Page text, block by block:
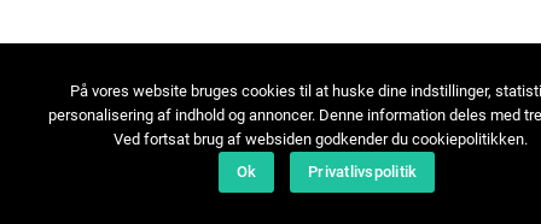
På vores website bruges cookies til at huske dine indstillinger,
personalisering af indhold og annoncer. Denne information deles med
Ved fortsat brug af websiden godkender du cookiepolitikken.
Ok
Privatlivspolitik